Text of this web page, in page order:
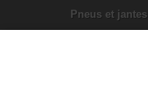
Pneus et jantes